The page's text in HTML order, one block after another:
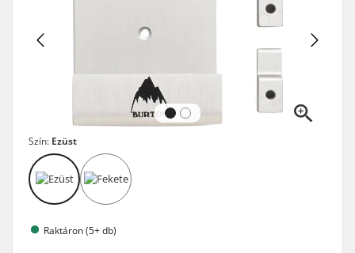
Szín: Ezüst
Raktáron (5+ db)